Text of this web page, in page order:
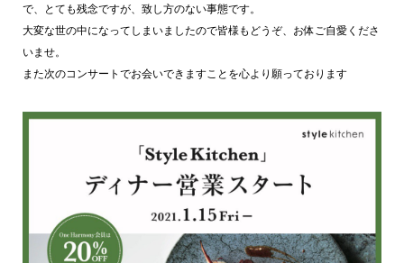
で、とても残念ですが、致し方のない事態です。
大変な世の中になってしまいましたので皆様もどうぞ、お体ご自愛くださ
いませ。
また次のコンサートでお会いできますことを心より願っております